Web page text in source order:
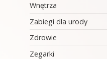
Wnętrza
Zabiegi dla urody
Zdrowie
Zegarki